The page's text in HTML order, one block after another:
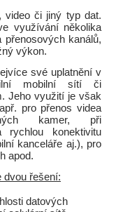
video či jiný typ dat.
využívání několika
kanálů,
výkon.
své uplatnění v
mobilní sítí či
Jeho využití je však
pro přenos videa
kamer, při
rychlou konektivitu
kanceláře aj.), pro
apod.
dvou řešení:
datových